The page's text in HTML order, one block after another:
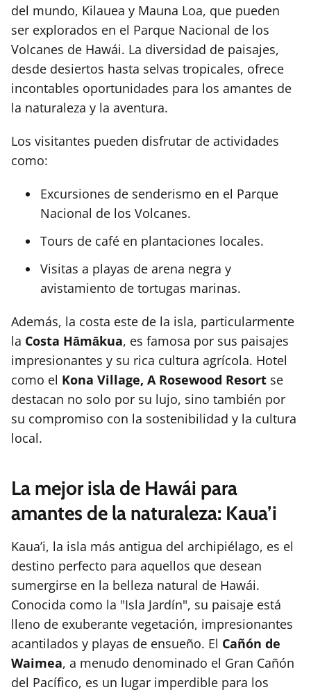
del mundo, Kilauea y Mauna Loa, que pueden
ser explorados en el Parque Nacional de los
Volcanes de Hawái. La diversidad de paisajes,
desde desiertos hasta selvas tropicales, ofrece
incontables oportunidades para los amantes de
la naturaleza y la aventura.
Los visitantes pueden disfrutar de actividades
como:
Excursiones de senderismo en el Parque
Nacional de los Volcanes.
Tours de café en plantaciones locales.
Visitas a playas de arena negra y
avistamiento de tortugas marinas.
Además, la costa este de la isla, particularmente
la Costa Hāmākua, es famosa por sus paisajes
impresionantes y su rica cultura agrícola. Hotel
como el Kona Village, A Rosewood Resort se
destacan no solo por su lujo, sino también por
su compromiso con la sostenibilidad y la cultura
local.
La mejor isla de Hawái para
amantes de la naturaleza: Kaua’i
Kaua’i, la isla más antigua del archipiélago, es el
destino perfecto para aquellos que desean
sumergirse en la belleza natural de Hawái.
Conocida como la "Isla Jardín", su paisaje está
lleno de exuberante vegetación, impresionantes
acantilados y playas de ensueño. El Cañón de
Waimea, a menudo denominado el Gran Cañón
del Pacífico, es un lugar imperdible para los